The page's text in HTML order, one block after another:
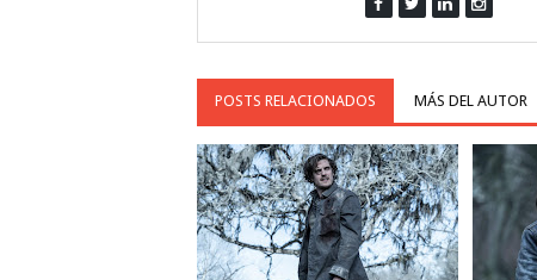
POSTS RELACIONADOS MÁS DEL AUTOR